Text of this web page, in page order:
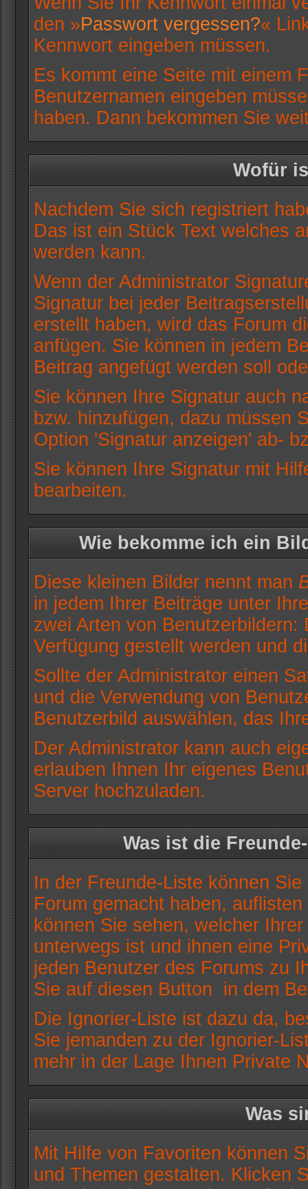
den »Passwort vergessen?«
Kennwort eingeben müssen.
Es kommt eine Seite mit einem
Benutzernamen eingeben
haben. Dann bekommen Sie
Wofür
Nachdem Sie sich registriert
Das ist ein Stück Text welches
werden kann.
Wenn der Administrator
Signatur bei jeder
erstellt haben, wird das Forum
anfügen. Sie können in jedem
Beitrag angefügt werden soll
Sie können Ihre Signatur auch
bzw. hinzufügen, dazu müssen
Option 'Signatur anzeigen' ab-
Sie können Ihre Signatur mit
bearbeiten.
Wie bekomme ich ein
Diese kleinen Bilder nennt man
in jedem Ihrer Beiträge unter
zwei Arten von
Verfügung gestellt werden und
Sollte der Administrator einen
und die Verwendung von
Benutzerbild auswählen, das
Der Administrator kann auch
erlauben Ihnen Ihr eigenes
Server hochzuladen.
Was ist die
In der Freunde-Liste können
Forum gemacht haben,
können Sie sehen, welcher
unterwegs ist und ihnen eine
jeden Benutzer des Forums zu
Sie auf diesen Button in dem
Die Ignorier-Liste ist dazu da,
Sie jemanden zu der Ignorier-
mehr in der Lage Ihnen Private
Was
Mit Hilfe von Favoriten können
und Themen gestalten. Klicken